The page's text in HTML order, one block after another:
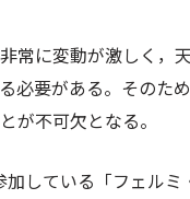
常に変動が激しく，
必要がある。そのた
が不可欠となる。
している「フェル